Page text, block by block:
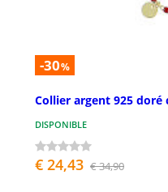
-30%
Collier argent 925 doré
DISPONIBLE
€ 24,43 € 34,90